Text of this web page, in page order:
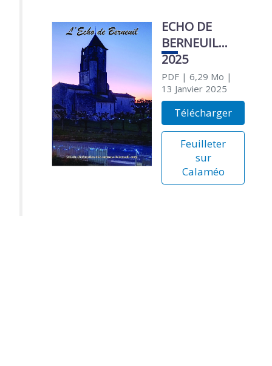
ECHO DE
BERNEUIL
2025
PDF| 6,29 Mo |
13 Janvier 2025
Télécharger
Feuilleter
sur
Calaméo